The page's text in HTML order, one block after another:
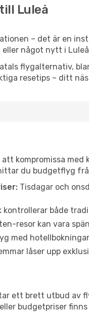
Luleå
– det är en
något nytt i
flygalternativ,
resetips – ditt
kompromissa
du budgetflyg
Tisdagar och
kontrollerar både
resor kan vara
med
låser upp
ett brett utbud av
budgetpriser